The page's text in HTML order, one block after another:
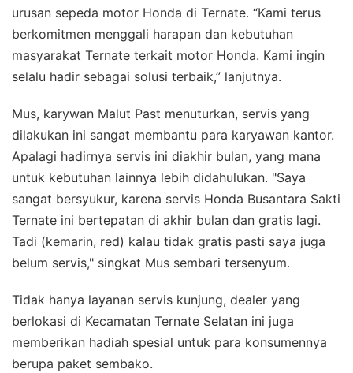
urusan sepeda motor Honda di Ternate. “Kami terus
berkomitmen menggali harapan dan kebutuhan
masyarakat Ternate terkait motor Honda. Kami ingin
selalu hadir sebagai solusi terbaik,” lanjutnya.
Mus, karywan Malut Past menuturkan, servis yang
dilakukan ini sangat membantu para karyawan kantor.
Apalagi hadirnya servis ini diakhir bulan, yang mana
untuk kebutuhan lainnya lebih didahulukan. "Saya
sangat bersyukur, karena servis Honda Busantara Sakti
Ternate ini bertepatan di akhir bulan dan gratis lagi.
Tadi (kemarin, red) kalau tidak gratis pasti saya juga
belum servis," singkat Mus sembari tersenyum.
Tidak hanya layanan servis kunjung, dealer yang
berlokasi di Kecamatan Ternate Selatan ini juga
memberikan hadiah spesial untuk para konsumennya
berupa paket sembako.